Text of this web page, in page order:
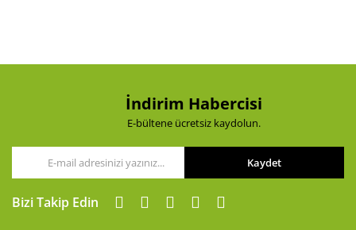
Ürün fiyatı diğer sitelerden daha pahalı.
Gönder
İndirim Habercisi
E-bültene ücretsiz kaydolun.
Kaydet
Bizi Takip Edin